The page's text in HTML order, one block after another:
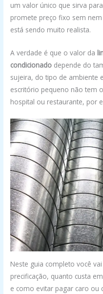
um valor único que sirva
promete preço fixo sem
está sendo muito realista.
A verdade é que o valor da
condicionado depende do
sujeira, do tipo de ambiente
escritório pequeno não tem
hospital ou restaurante, por
Neste guia completo você
precificação, quanto custa
e como evitar pagar caro ou